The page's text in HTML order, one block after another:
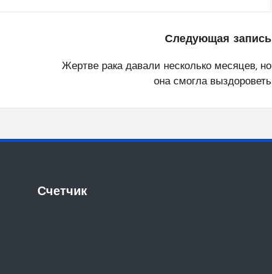
Следующая запись
Жертве рака давали несколько месяцев, но
она смогла выздороветь
Счетчик